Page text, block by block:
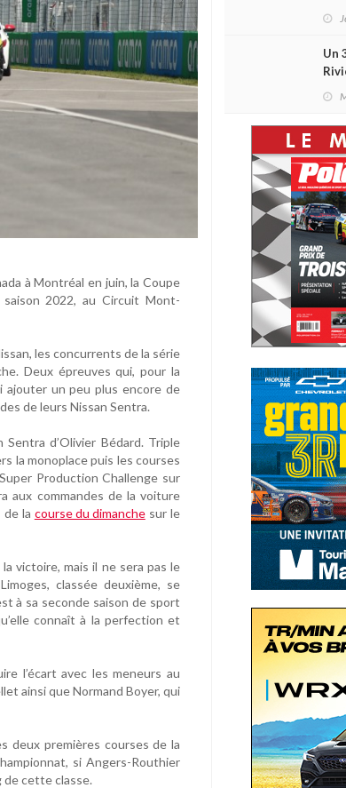
à Montréal en juin, la Coupe
2022, au Circuit Mont-
les concurrents de la série
Deux épreuves qui, pour la
ajouter un peu plus encore de
de leurs Nissan Sentra.
d’Olivier Bédard. Triple
la monoplace puis les courses
Production Challenge sur
aux commandes de la voiture
la course du dimanchesur le
victoire, mais il ne sera pas le
classée deuxième, se
à sa seconde saison de sport
connaît à la perfection et
l’écart avec les meneurs au
ainsi que Normand Boyer, qui
deux premières courses de la
si Angers-Routhier
de cette classe.
et
Un
et